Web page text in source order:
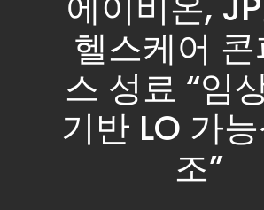
헬스케어 콘
스 성료 “임
기반 LO 가
조”